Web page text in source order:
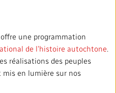
offre une programmation
de l’histoire autochtone.
réalisations des peuples
mis en lumière sur nos